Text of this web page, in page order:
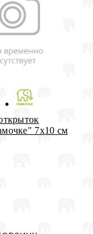
7х10 см